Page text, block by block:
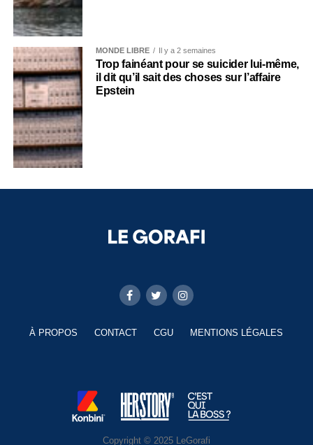
MONDE LIBRE Il y a 2 semaines
Trop fainéant pour se suicider lui-même,
il dit qu’il sait des choses sur l’affaire
Epstein
À PROPOS CONTACT CGU MENTIONS LÉGALES
Copyright © 2025 LeGorafi